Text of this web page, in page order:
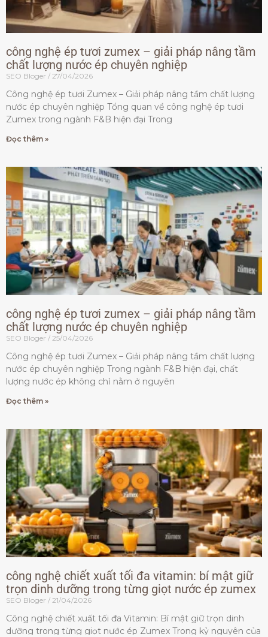
công nghệ ép tươi zumex – giải pháp nâng tầm
chất lượng nước ép chuyên nghiệp
SEO Bloger 27/04/2026
Công nghệ ép tươi Zumex – Giải pháp nâng tầm chất lượng
nước ép chuyên nghiệp Tổng quan về công nghệ ép tươi
Zumex trong ngành F&B hiện đại Trong
Đọc thêm »
công nghệ ép tươi zumex – giải pháp nâng tầm
chất lượng nước ép chuyên nghiệp
SEO Bloger 25/04/2026
Công nghệ ép tươi Zumex – Giải pháp nâng tầm chất lượng
nước ép chuyên nghiệp Trong ngành F&B hiện đại, chất
lượng nước ép không chỉ nằm ở nguyên
Đọc thêm »
công nghệ chiết xuất tối đa vitamin: bí mật giữ
trọn dinh dưỡng trong từng giọt nước ép zumex
SEO Bloger 21/04/2026
Công nghệ chiết xuất tối đa Vitamin: Bí mật giữ trọn dinh
dưỡng trong từng giọt nước ép Zumex Trong kỷ nguyên của